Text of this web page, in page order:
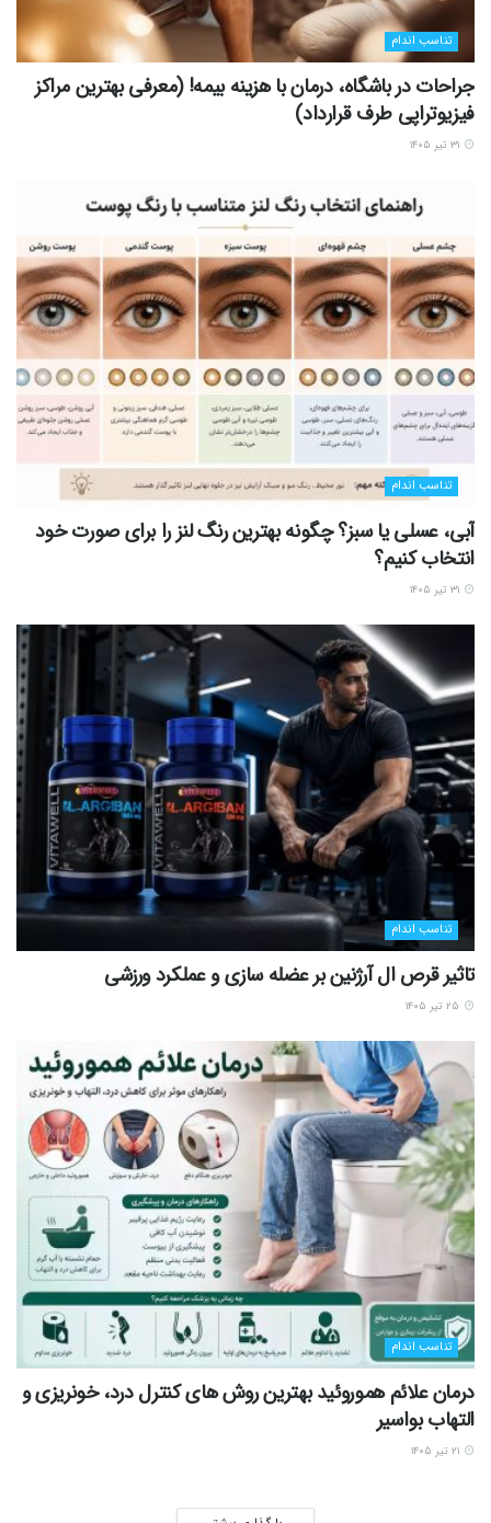
تناسب اندام
جراحات در باشگاه، درمان با هزینه بیمه! (معرفی بهترین مراکز
فیزیوتراپی طرف قرارداد)
تناسب اندام
آبی، عسلی یا سبز؟ چگونه بهترین رنگ لنز را برای صورت خود
انتخاب کنیم؟
تناسب اندام
تاثیر قرص ال آرژنین بر عضله سازی و عملکرد ورزشی
تناسب اندام
درمان علائم هموروئید بهترین روش های کنترل درد، خونریزی و
التهاب بواسیر